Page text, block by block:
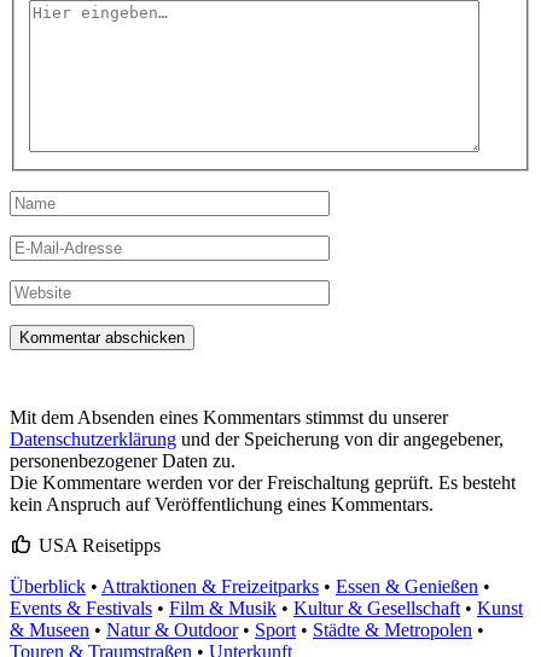
Hier
Name
E-
Mail-
Adresse
Website
Mit dem Absenden eines Kommentars stimmst du unserer
Datenschutzerklärung und der Speicherung von dir angegebener,
personenbezogener Daten zu.
Die Kommentare werden vor der Freischaltung geprüft. Es besteht
kein Anspruch auf Veröffentlichung eines Kommentars.
USA Reisetipps
Überblick • Attraktionen & Freizeitparks • Essen & Genießen •
Events & Festivals • Film & Musik • Kultur & Gesellschaft • Kunst
& Museen • Natur & Outdoor• Sport • Städte & Metropolen •
Touren & Traumstraßen • Unterkunft